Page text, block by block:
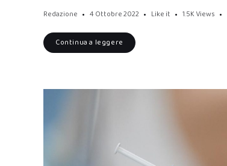
Redazione 4 Ottobre 2022 Like it 1.5K Views
Continua a leggere